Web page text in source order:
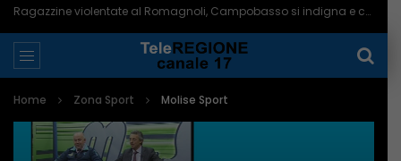
Ragazzine violentate al Romagnoli, Campobasso si indigna e chiede più controlli – 06/08/2026
Home Zona Sport Molise Sport